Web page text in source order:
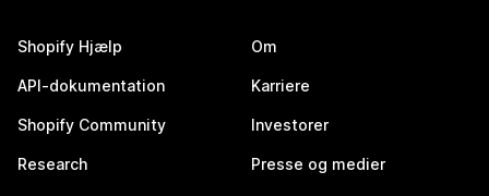
Shopify Hjælp
API-dokumentation
Shopify Community
Research
Om
Karriere
Investorer
Presse og medier